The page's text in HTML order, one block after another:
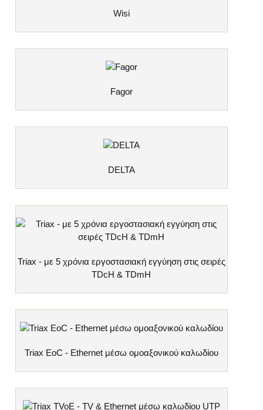
Wisi
Fagor
DELTA
Triax - με 5 χρόνια εργοστασιακή εγγύηση στις σειρές
TDcH & TDmH
Triax EoC - Ethernet μέσω ομοαξονικού καλωδίου